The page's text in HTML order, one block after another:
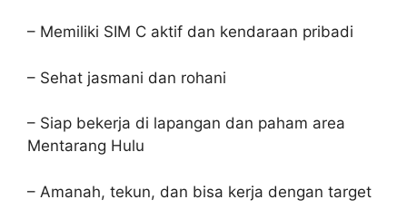
– Memiliki SIM C aktif dan kendaraan pribadi
– Sehat jasmani dan rohani
– Siap bekerja di lapangan dan paham area
Mentarang Hulu
– Amanah, tekun, dan bisa kerja dengan target